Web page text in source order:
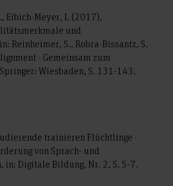
Eibich-Meyer, I. (2017),
und
Reinheimer, S., Robra-Bissantz, S.
- Gemeinsam zum
Wiesbaden, S. 131-143.
trainieren Flüchtlinge -
von Sprach- und
in: Digitale Bildung, Nr. 2, S. 5-7.